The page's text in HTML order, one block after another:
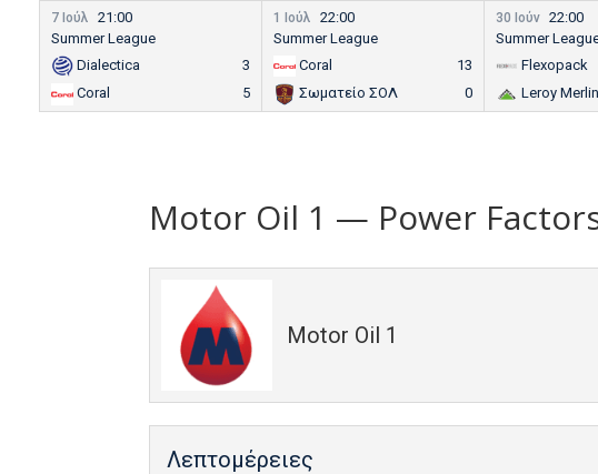
30 Ιούν 22:00
Summer
Flexopack
Leroy Merlin
1 Ιούλ
22:00
Summer League
Coral
13
Σωματείο ΣΟΛ
0
7 Ιούλ
21:00
Summer League
Dialectica
3
Coral
5
Motor Oil 1 — Power
Motor Oil 1
Λεπτομέρειες